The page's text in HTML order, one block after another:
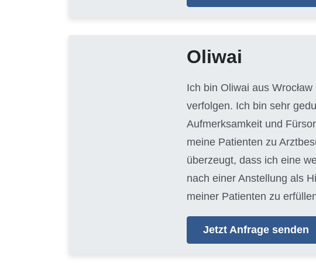
Oliwai
Ich bin Oliwai aus
verfolgen. Ich bin sehr
Aufmerksamkeit und
meine Patienten zu
überzeugt, dass ich eine
nach einer Anstellung als
meiner Patienten zu
Jetzt Anfrage senden